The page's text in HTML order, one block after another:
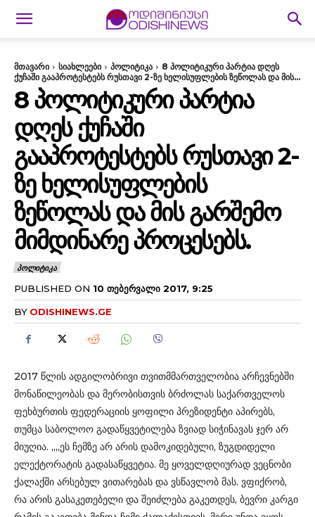
მთავარი სიახლეები პოლიტიკა
8 პოლიტიკური პარტია დღეს
ქუჩაში გააპროტესტებს რუსთავი 2-ზე ხელისუფლების ზეწოლას და მის...
8 ᲞᲝᲚᲘᲢᲘᲙᲣᲠᲘ ᲞᲐᲠᲢᲘᲐ
ᲓᲦᲔᲡ ᲥᲣᲩᲐᲨᲘ
ᲒᲐᲐᲞᲠᲝᲢᲔᲡᲢᲔᲑᲡ ᲠᲣᲡᲗᲐᲕᲘ 2-
ᲖᲔ ᲮᲔᲚᲘᲡᲣᲤᲚᲔᲑᲘᲡ
ᲖᲔᲬᲝᲚᲐᲡ ᲓᲐ ᲛᲘᲡ ᲒᲐᲠᲨᲔᲛᲝ
ᲛᲘᲛᲓᲘᲜᲐᲠᲔ ᲞᲠᲝᲪᲔᲡᲔᲑᲡ.
ᲞᲝᲚᲘᲢᲘᲙᲐ
PUBLISHED ON 10 ᲗᲔᲑᲔᲠᲕᲐᲚᲘ 2017, 9:25
BY ODISHINEWS.GE
2017 წლის ადგილობრივი თვითმმართველობია არჩევნებში
მონაწილეობას და მერობისთვის ბრძოლას საქართველოს
ფეხბურთის ფედერაციის ყოფილი პრეზიდენტი აპირებს,
თუმცა საბოლოო გადაწყვეტილება ზვიად სიჭინავას ჯერ არ
მიუღია. „„ეს ჩემზე არ არის დამოკიდებული, ზუგდიდელი
ელექტორატის გადასაწყვეტია. მე ყოველდღიურად ვეცნობი
ქალაქში არსებულ ვითარებას და ვსწავლობ მას. ვფიქრობ,
რა არის გასაკეთებელი და შეიძლება გაკეთდეს, ბევრი კარგი